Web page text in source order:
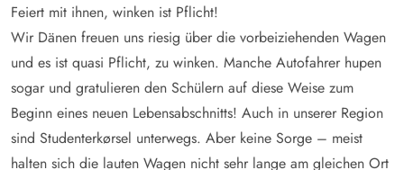
Feiert mit ihnen, winken ist Pflicht!
Wir Dänen freuen uns riesig über die vorbeiziehenden Wagen
und es ist quasi Pflicht, zu winken. Manche Autofahrer hupen
sogar und gratulieren den Schülern auf diese Weise zum
Beginn eines neuen Lebensabschnitts! Auch in unserer Region
sind Studenterkørsel unterwegs. Aber keine Sorge – meist
halten sich die lauten Wagen nicht sehr lange am gleichen Ort